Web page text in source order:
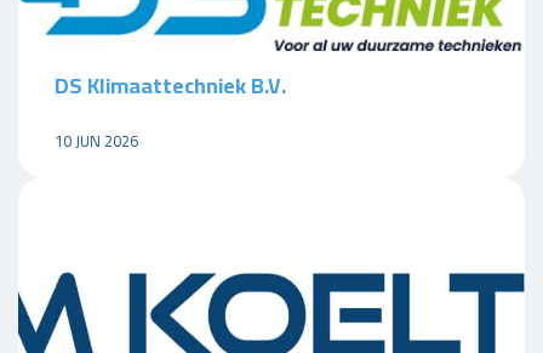
DS Klimaattechniek B.V.
10 JUN 2026